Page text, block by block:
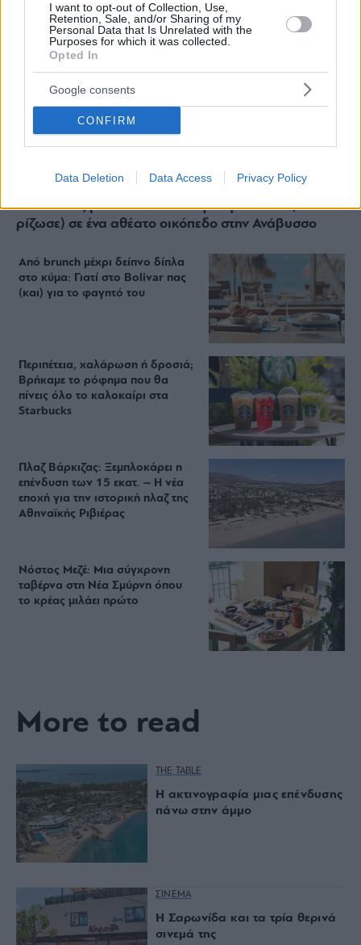
I want to opt-out of Collection, Use,
Retention, Sale, and/or Sharing of my
Personal Data that Is Unrelated with the
Purposes for which it was collected.
Opted In
Google consents
CONFIRM
Data Deletion Data Access Privacy Policy
Staks: Πώς μια cool καντίνα προσγειώθηκε (και
ρίζωσε) σε ένα αθέατο οικόπεδο στην Ανάβυσσο
Από brunch μέχρι δείπνο δίπλα
στο κύμα: Γιατί στο Bolivar πας
(και) για το φαγητό του
Περιπέτεια, χαλάρωση ή δροσιά;
Βρήκαμε το ρόφημα που θα
πίνεις όλο το καλοκαίρι στα
Starbucks
Πλαζ Βάρκιζας: Ξεμπλοκάρει η
επένδυση των 15 εκατ. – Η νέα
εποχή για την ιστορική πλαζ της
Αθηναϊκής Ριβιέρας
Νόστος Μεζέ: Μια σύγχρονη
ταβέρνα στη Νέα Σμύρνη όπου
το κρέας μιλάει πρώτο
More to read
THE TABLE
Η ακτινογραφία μιας επένδυσης
πάνω στην άμμο
ΣΙΝΕΜΑ
Η Σαρωνίδα και τα τρία θερινά
σινεμά της